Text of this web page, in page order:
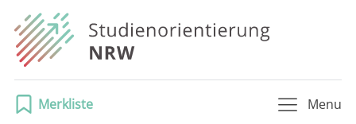
Merkliste Menu